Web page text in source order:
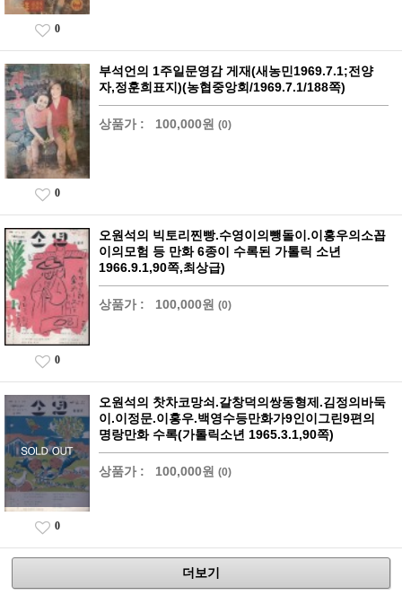
0
부석언의 1주일문영감 게재(새농민1969.7.1;전양
자,정훈희표지)(농협중앙회/1969.7.1/188쪽)
상품가 : 100,000원 (0)
0
오원석의 빅토리찐빵.수영이의뺑돌이.이홍우의소꼽
이의모험 등 만화 6종이 수록된 가톨릭 소년
1966.9.1,90쪽,최상급)
상품가 : 100,000원 (0)
0
오원석의 찻차코망쇠.갈창덕의쌍동형제.김정의바둑
이.이정문.이홍우.백영수등만화가9인이그린9편의
명랑만화 수록(가톨릭소년 1965.3.1,90쪽)
상품가 : 100,000원 (0)
0
더보기